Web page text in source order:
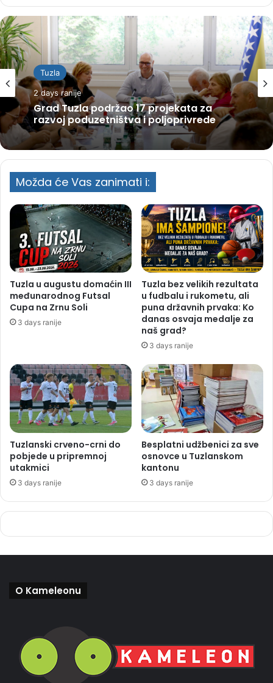
Tuzla
2 days ranije
Grad Tuzla podržao 17 projekata za
razvoj poduzetništva i poljoprivrede
Možda će Vas zanimati i:
Tuzla u augustu domaćin III
međunarodnog Futsal
Cupa na Zrnu Soli
3 days ranije
Tuzla bez velikih rezultata
u fudbalu i rukometu, ali
puna državnih prvaka: Ko
danas osvaja medalje za
naš grad?
3 days ranije
Tuzlanski crveno-crni do
pobjede u pripremnoj
utakmici
3 days ranije
Besplatni udžbenici za sve
osnovce u Tuzlanskom
kantonu
3 days ranije
O Kameleonu